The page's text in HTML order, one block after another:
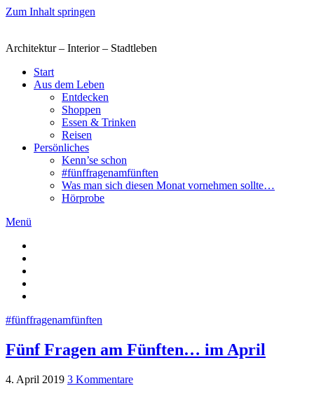
Zum Inhalt springen
Architektur – Interior – Stadtleben
Start
Aus dem Leben
Entdecken
Shoppen
Essen & Trinken
Reisen
Persönliches
Kenn’se schon
#fünffragenamfünften
Was man sich diesen Monat vornehmen sollte…
Hörprobe
Menü
#fünffragenamfünften
Fünf Fragen am Fünften… im April
4. April 2019 3 Kommentare